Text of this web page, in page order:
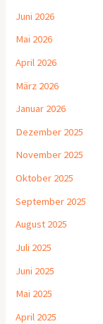
Juni 2026
Mai 2026
April 2026
März 2026
Januar 2026
Dezember 2025
November 2025
Oktober 2025
September 2025
August 2025
Juli 2025
Juni 2025
Mai 2025
April 2025